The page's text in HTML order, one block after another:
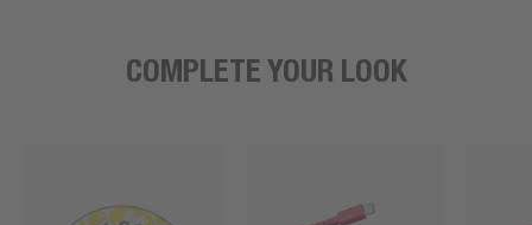
COMPLETE YOUR LOOK